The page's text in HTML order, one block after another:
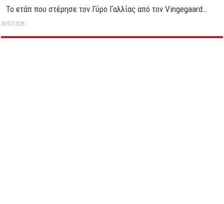
Το ετάπ που στέρησε τον Γύρο Γαλλίας από τον Vingegaard…
20/07/2026